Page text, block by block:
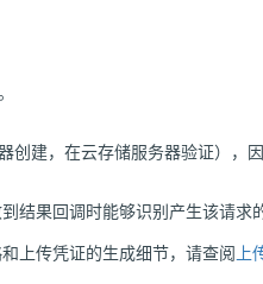
创建，在云存储服务器验证），
结果回调时能够识别产生该请求
上传凭证的生成细节，请查阅 上